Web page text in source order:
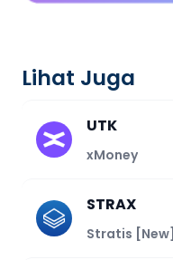
Lihat Juga
UTK
xMoney
STRAX
Stratis [New]